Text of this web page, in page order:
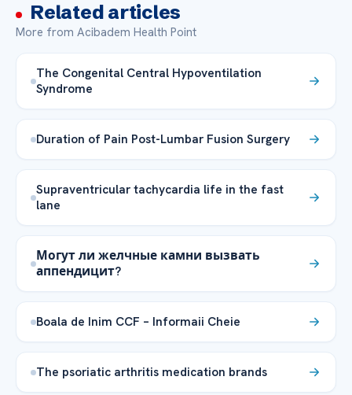
Related articles
More from Acibadem Health Point
The Congenital Central Hypoventilation
Syndrome
Duration of Pain Post-Lumbar Fusion Surgery
Supraventricular tachycardia life in the fast
lane
Могут ли желчные камни вызвать
аппендицит?
Boala de Inim CCF – Informaii Cheie
The psoriatic arthritis medication brands